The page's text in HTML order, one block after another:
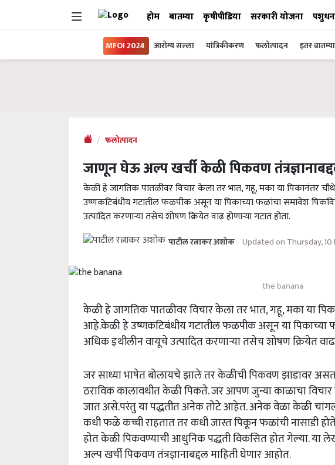
होम बातम्या कृषीपीडिया सरकारी योजना पशुधन
MFOI 2024 आरोग्य सल्ला यांत्रिकीकरण फलोत्पादन इतर बातम्या
फलोत्पादन
जाणून घेऊ अल्प खर्ची केळी पिकवण
केळी हे जागतिक पातळीवर विचार केला तर भात, गहू, मका या पिकानंतर
उष्णकटिबंधीय गटातील फळपीक असून या पिकाच्या फळांचा समावेश
उत्पादित करणाऱ्या तसेच शोषण क्रियेत वाढ होणाऱ्या गटात होता.
पाटील रत्नाकर अशोक Updated on Thursday, 10
the banana
केळी हे जागतिक पातळीवर विचार केला तर भात, गहू, मका या
आहे.केळी हे उष्णकटिबंधीय गटातील फळपीक असून या पिकाच्या
अधिक इथीलीन वायूचे उत्पादित करणाऱ्या तसेच शोषण क्रियेत वाढ
जर साध्या भाषेत बोलायचे झाले तर केळीची पिकवण झाडावर
ठराविक कालावधीत केळी पिकते. जर आपण जुन्या काळाचा
जात असे.परंतु या पद्धतीत अनेक तोटे आहेत. अनेक वेळा केळी
कधी फळे कच्ची राहतात तर कधी जास्त पिकून फळांची नासाडी
होत केळी पिकवण्याची आधुनिक पद्धती विकसित होत गेल्या. या
अल्प खर्ची पिकवण तंत्रज्ञानाबद्दल माहिती घेणार आहोत.